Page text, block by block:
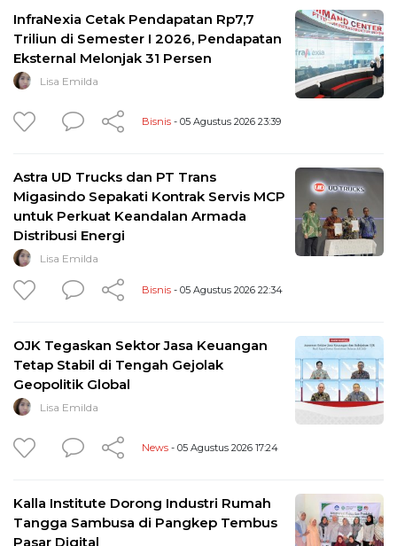
InfraNexia Cetak Pendapatan Rp7,7
Triliun di Semester I 2026, Pendapatan
Eksternal Melonjak 31 Persen
Lisa Emilda
Bisnis - 05 Agustus 2026 23:39
Astra UD Trucks dan PT Trans
Migasindo Sepakati Kontrak Servis MCP
untuk Perkuat Keandalan Armada
Distribusi Energi
Lisa Emilda
Bisnis - 05 Agustus 2026 22:34
OJK Tegaskan Sektor Jasa Keuangan
Tetap Stabil di Tengah Gejolak
Geopolitik Global
Lisa Emilda
News - 05 Agustus 2026 17:24
Kalla Institute Dorong Industri Rumah
Tangga Sambusa di Pangkep Tembus
Pasar Digital